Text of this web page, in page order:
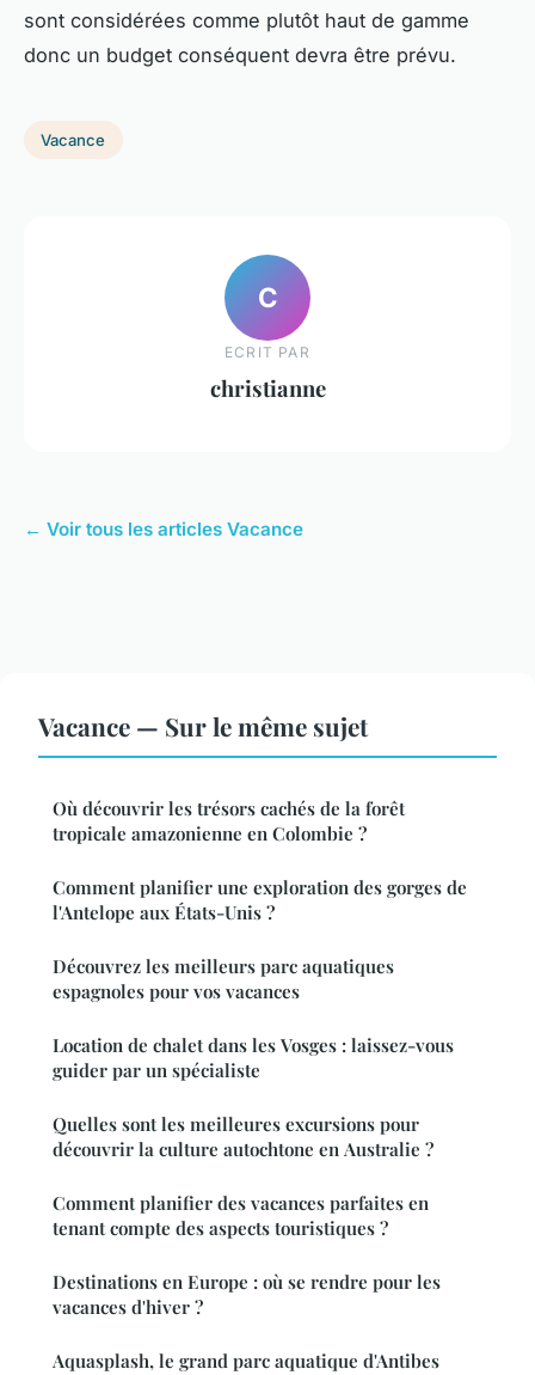
sont considérées comme plutôt haut de gamme
donc un budget conséquent devra être prévu.
Vacance
C
ECRIT PAR
christianne
← Voir tous les articles Vacance
Vacance — Sur le même sujet
Où découvrir les trésors cachés de la forêt
tropicale amazonienne en Colombie ?
Comment planifier une exploration des gorges de
l'Antelope aux États-Unis ?
Découvrez les meilleurs parc aquatiques
espagnoles pour vos vacances
Location de chalet dans les Vosges : laissez-vous
guider par un spécialiste
Quelles sont les meilleures excursions pour
découvrir la culture autochtone en Australie ?
Comment planifier des vacances parfaites en
tenant compte des aspects touristiques ?
Destinations en Europe : où se rendre pour les
vacances d'hiver ?
Aquasplash, le grand parc aquatique d'Antibes